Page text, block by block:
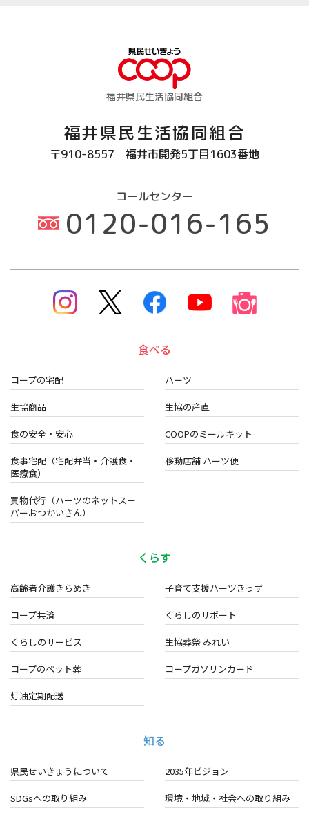
福井県民生活協同組合
福井県民生活協同組合
〒910-8557 福井市開発5丁目1603番地
コールセンター
0120-016-165
食べる
コープの宅配 ハーツ
生協商品 生協の産直
食の安全・安心 COOPのミールキット
食事宅配（宅配弁当・介護食・
医療食）
移動店舗 ハーツ便
買物代行（ハーツのネットスー
パーおつかいさん）
くらす
高齢者介護きらめき 子育て支援ハーツきっず
コープ共済 くらしのサポート
くらしのサービス 生協葬祭 みれい
コープのペット葬 コープガソリンカード
灯油定期配送
知る
県民せいきょうについて 2035年ビジョン
SDGsへの取り組み 環境・地域・ 社会への取り組み